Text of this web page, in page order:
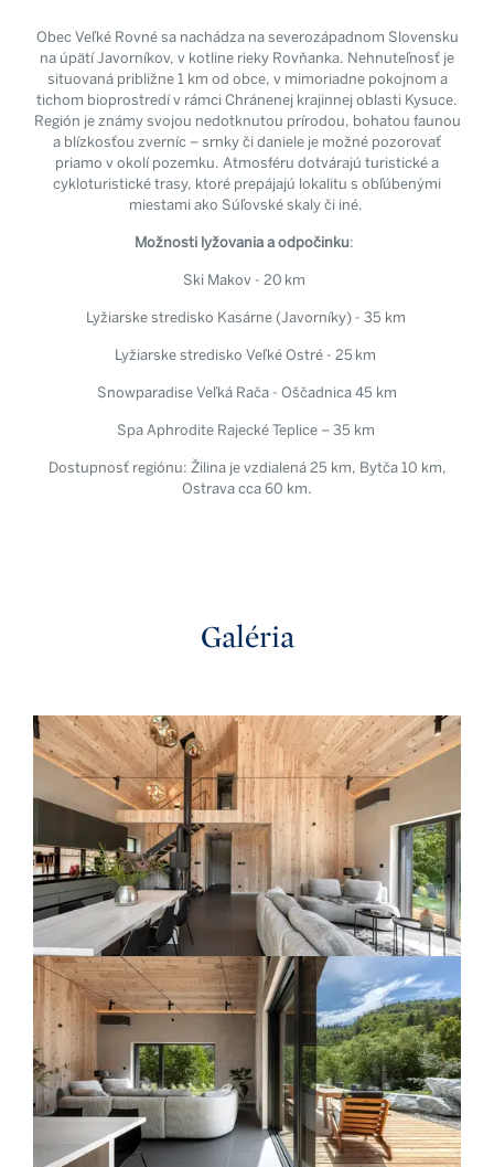
Obec Veľké Rovné sa nachádza na severozápadnom Slovensku
na úpätí Javorníkov, v kotline rieky Rovňanka. Nehnuteľnosť je
situovaná približne 1 km od obce, v mimoriadne pokojnom a
tichom bioprostredí v rámci Chránenej krajinnej oblasti Kysuce.
Región je známy svojou nedotknutou prírodou, bohatou faunou
a blízkosťou zverníc – srnky či daniele je možné pozorovať
priamo v okolí pozemku. Atmosféru dotvárajú turistické a
cykloturistické trasy, ktoré prepájajú lokalitu s obľúbenými
miestami ako Súľovské skaly či iné.
Možnosti lyžovania a odpočinku:
Ski Makov - 20 km
Lyžiarske stredisko Kasárne (Javorníky) - 35 km
Lyžiarske stredisko Veľké Ostré - 25 km
Snowparadise Veľká Rača - Oščadnica 45 km
Spa Aphrodite Rajecké Teplice – 35 km
Dostupnosť regiónu: Žilina je vzdialená 25 km, Bytča 10 km,
Ostrava cca 60 km.
Galéria